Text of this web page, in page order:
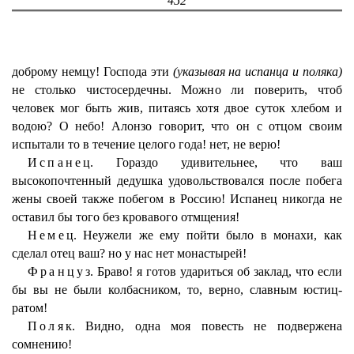
доброму немцу! Господа эти (указывая на испанца и поляка)
не столько чистосердечны. Можно ли поверить, чтоб
человек мог быть жив, питаясь хотя двое суток хлебом и
водою? О небо! Алонзо говорит, что он с отцом своим
испытали то в течение целого года! нет, не верю!
Испанец. Гораздо удивительнее, что ваш
высокопочтенный дедушка удовольствовался после побега
жены своей также побегом в Россию! Испанец никогда не
оставил бы того без кровавого отмщения!
Немец. Неужели же ему пойти было в монахи, как
сделал отец ваш? но у нас нет монастырей!
Француз. Браво! я готов удариться об заклад, что если
бы вы не были колбасником, то, верно, славным юстиц-
ратом!
Поляк. Видно, одна моя повесть не подвержена
сомнению!